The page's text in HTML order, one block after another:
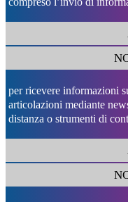
per ricevere informazioni
articolazioni mediante
distanza o strumenti di